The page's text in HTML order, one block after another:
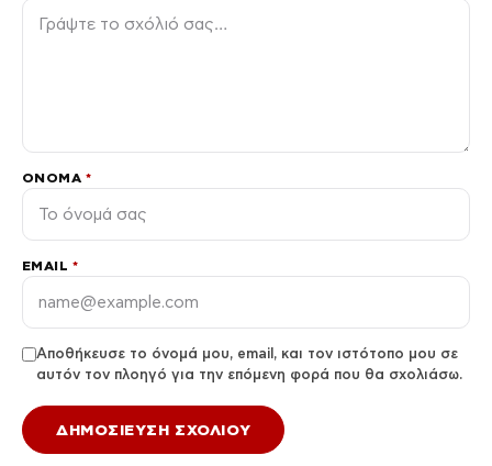
ΌΝΟΜΑ *
EMAIL *
Αποθήκευσε το όνομά μου, email, και τον ιστότοπο μου σε
αυτόν τον πλοηγό για την επόμενη φορά που θα σχολιάσω.